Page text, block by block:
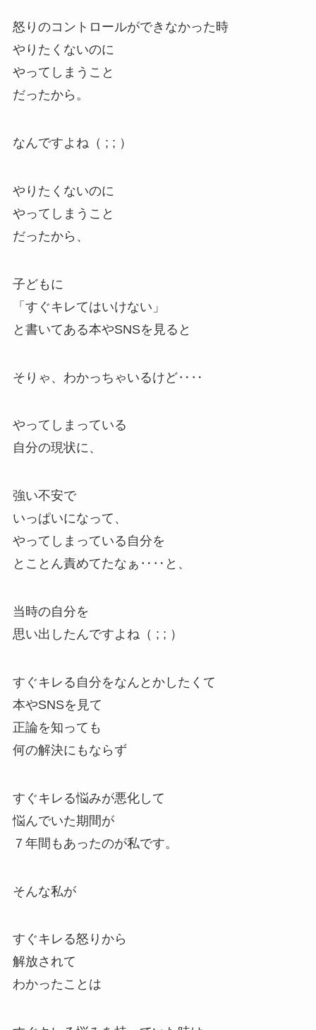
怒りのコントロールができなかった時
やりたくないのに
やってしまうこと
だったから。
なんですよね（ ; ; ）
やりたくないのに
やってしまうこと
だったから、
子どもに
「すぐキレてはいけない」
と書いてある本やSNSを見ると
そりゃ、わかっちゃいるけど‥‥
やってしまっている
自分の現状に、
強い不安で
いっぱいになって、
やってしまっている自分を
とことん責めてたなぁ‥‥と、
当時の自分を
思い出したんですよね（ ; ; ）
すぐキレる自分をなんとかしたくて
本やSNSを見て
正論を知っても
何の解決にもならず
すぐキレる悩みが悪化して
悩んでいた期間が
７年間もあったのが私です。
そんな私が
すぐキレる怒りから
解放されて
わかったことは